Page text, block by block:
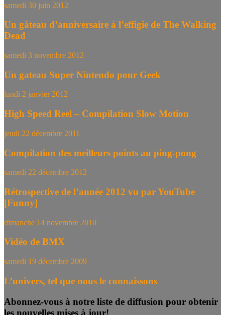
samedi 30 juin 2012
Un gâteau d’anniversaire à l’effigie de The Walking
Dead
samedi 3 novembre 2012
Un gateau Super Nintendo pour Geek
lundi 2 janvier 2012
High Speed Reel – Compilation Slow Motion
jeudi 22 décembre 2011
Compilation des meilleurs points au ping-pong
samedi 22 décembre 2012
Rétrospective de l’année 2012 vu par YouTube
[Funny]
dimanche 14 novembre 2010
Vidéo de BMX
samedi 19 décembre 2009
L’univers, tel que nous le connaissons
Abonnez-vous à notre liste de diffusion pour obtenir
les nouvelles mises à jour!